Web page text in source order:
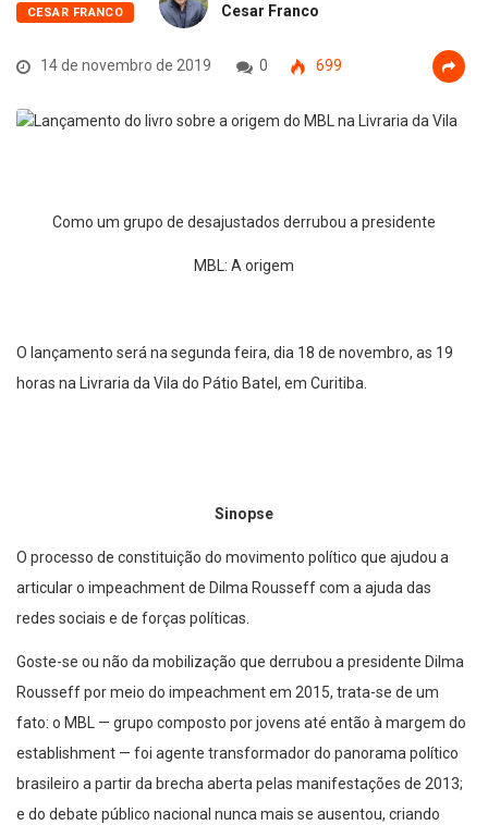
CESAR FRANCO Cesar Franco
14 de novembro de 2019 0 699
Como um grupo de desajustados derrubou a presidente
MBL: A origem
O lançamento será na segunda feira, dia 18 de novembro, as 19
horas na Livraria da Vila do Pátio Batel, em Curitiba.
Sinopse
O processo de constituição do movimento político que ajudou a
articular o impeachment de Dilma Rousseff com a ajuda das
redes sociais e de forças políticas.
Goste-se ou não da mobilização que derrubou a presidente Dilma
Rousseff por meio do impeachment em 2015, trata-se de um
fato: o MBL — grupo composto por jovens até então à margem do
establishment — foi agente transformador do panorama político
brasileiro a partir da brecha aberta pelas manifestações de 2013;
e do debate público nacional nunca mais se ausentou, criando